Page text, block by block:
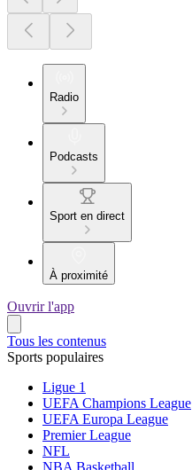
Radio
Podcasts
Sport en direct
À proximité
Ouvrir l'app
Tous les contenus
Sports populaires
Ligue 1
UEFA Champions League
UEFA Europa League
Premier League
NFL
NBA Basketball